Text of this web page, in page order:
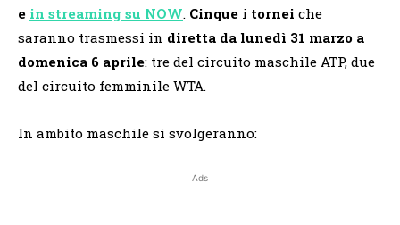
e in streaming su NOW. Cinque i tornei che
saranno trasmessi in diretta da lunedì 31 marzo a
domenica 6 aprile: tre del circuito maschile ATP, due
del circuito femminile WTA.
In ambito maschile si svolgeranno:
Ads